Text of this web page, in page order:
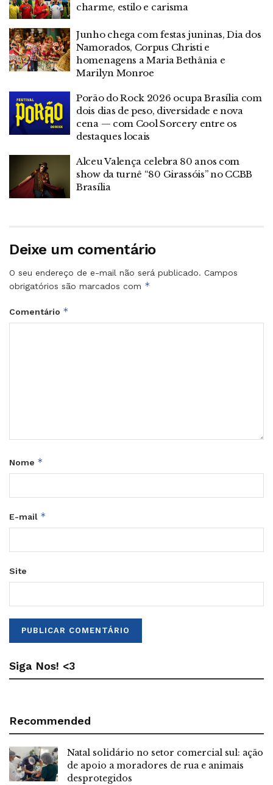
charme, estilo e carisma
Junho chega com festas juninas, Dia dos
Namorados, Corpus Christi e
homenagens a Maria Bethânia e
Marilyn Monroe
Porão do Rock 2026 ocupa Brasília com
dois dias de peso, diversidade e nova
cena — com Cool Sorcery entre os
destaques locais
Alceu Valença celebra 80 anos com
show da turnê “80 Girassóis” no CCBB
Brasília
Deixe um comentário
O seu endereço de e-mail não será publicado. Campos
obrigatórios são marcados com *
Comentário *
Nome *
E-mail *
Site
Siga Nos! <3
Recommended
Natal solidário no setor comercial sul: ação
de apoio a moradores de rua e animais
desprotegidos